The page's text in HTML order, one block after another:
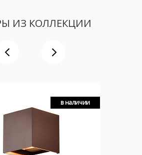
ИЗ КОЛЛЕКЦИИ
в наличии